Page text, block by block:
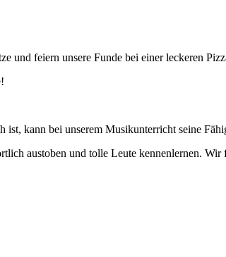
und feiern unsere Funde bei einer leckeren
kann bei unserem Musikunterricht seine
austoben und tolle Leute kennenlernen. Wir